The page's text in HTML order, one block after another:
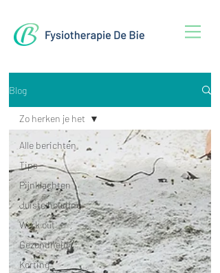
Blog
Alle berichten
Tips
Pijnklachten
Juiste houding
Work out
Gezondheid
Korting
Zo herken je het